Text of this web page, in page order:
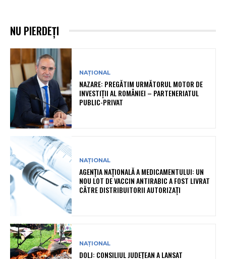
NU PIERDEȚI
NAȚIONAL
NAZARE: PREGĂTIM URMĂTORUL MOTOR DE
INVESTIȚII AL ROMÂNIEI – PARTENERIATUL
PUBLIC-PRIVAT
NAȚIONAL
AGENȚIA NAȚIONALĂ A MEDICAMENTULUI: UN
NOU LOT DE VACCIN ANTIRABIC A FOST LIVRAT
CĂTRE DISTRIBUITORII AUTORIZAȚI
NAȚIONAL
DOLJ: CONSILIUL JUDEȚEAN A LANSAT